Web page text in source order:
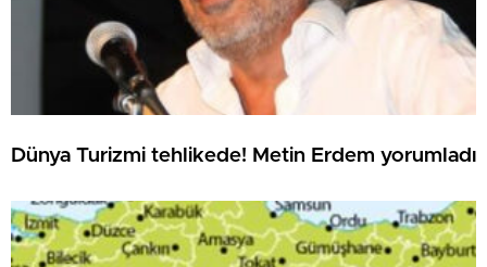
Dünya Turizmi tehlikede! Metin Erdem yorumladı